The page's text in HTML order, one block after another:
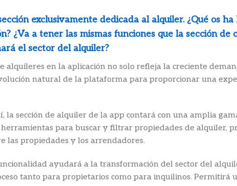
exclusivamente dedicada al alquiler. ¿Qué os
¿Va a tener las mismas funciones que la sección
el sector del alquiler?
alquileres en la aplicación no solo refleja la creciente
natural de la plataforma para proporcionar una
la sección de alquiler de la app contará con una amplia
para buscar y filtrar propiedades de alquiler,
las propiedades y los arrendadores.
ayudará a la transformación del sector del
tanto para propietarios como para inquilinos. Permitirá